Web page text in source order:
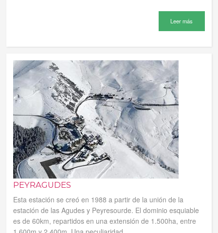
Leer más
PEYRAGUDES
Esta estación se creó en 1988 a partir de la unión de la
estación de las Agudes y Peyresourde. El dominio esquiable
es de 60km, repartidos en una extensión de 1.500ha, entre